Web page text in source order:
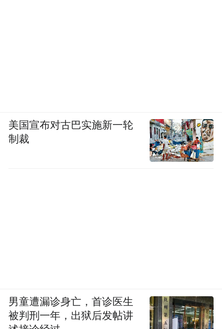
美国宣布对古巴实施新一轮
制裁
男童遭漏诊身亡，首诊医生
被判刑一年，出狱后发帖讲